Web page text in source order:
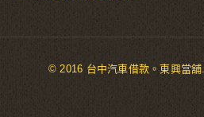
© 2016 台中汽車借款。東興當